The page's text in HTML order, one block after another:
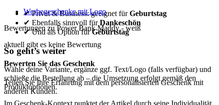
✔ Privat & Business: geeignet fürGeburtstag
✔ Ebenfalls sinnvoll fürDankeschön
✔ Und als Option fürGeburtstag
So geht’s weiter
Wähle deine Variante, ergänze ggf. Text/Logo (falls verfügbar) und
schließe die Bestellung ab – die Umsetzung erfolgt gemäß den
Produktoptionen.
Werbegeschenke mit Logo
Bewertungen zu Power Bank Maddy - weiß
aktuell gibt es keine Bewertung
Bewerten Sie das Geschenk
Teilen Sie Ihre Erfahrung mit dem personalisierten Geschenk mit
anderen Kunden.